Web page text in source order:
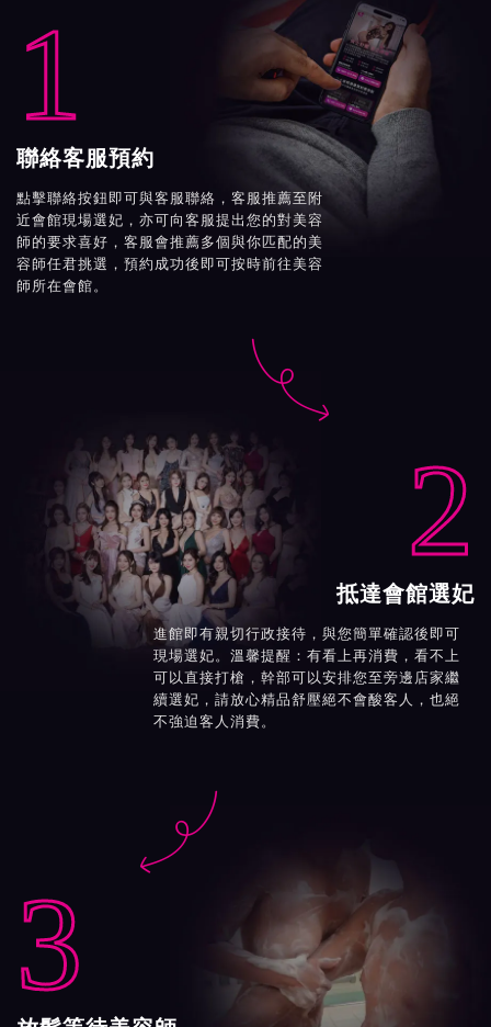
1
聯絡客服預約
點擊聯絡按鈕即可與客服聯絡，客服推薦至附
近會館現場選妃，亦可向客服提出您的對美容
師的要求喜好，客服會推薦多個與你匹配的美
容師任君挑選，預約成功後即可按時前往美容
師所在會館。

2
抵達會館選妃
進館即有親切行政接待，與您簡單確認後即可
現場選妃。溫馨提醒：有看上再消費，看不上
可以直接打槍，幹部可以安排您至旁邊店家繼
續選妃，請放心精品舒壓絕不會酸客人，也絕
不強迫客人消費。

3